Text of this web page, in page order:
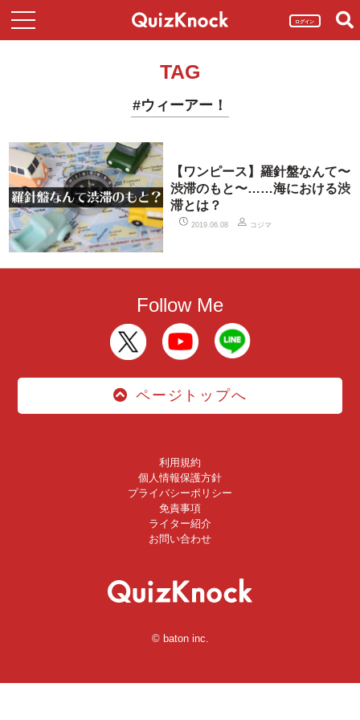
ログイン
TAG
#ウィーアー！
【ワンピース】羅針盤なんて〜
渋滞のもと〜……海における渋
滞とは？
2019.06.08 コジマ
Follow Me
ページトップへ
利用規約
個人情報保護方針
プライバシーポリシー
免責事項
ライター紹介
お問い合わせ
© baton inc.